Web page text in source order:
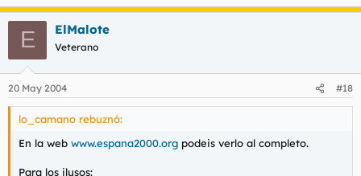
E ElMalote
Veterano
20 May 2004 #18
lo_camano rebuznó:
En la web www.espana2000.org podeis verlo al completo.
Para los ilusos: